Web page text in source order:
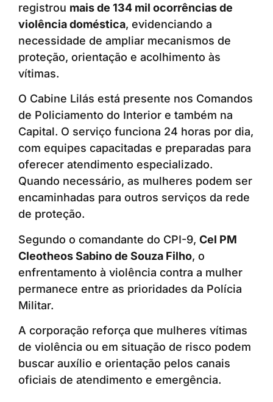
registrou mais de 134 mil ocorrências de
violência doméstica, evidenciando a
necessidade de ampliar mecanismos de
proteção, orientação e acolhimento às
vítimas.
O Cabine Lilás está presente nos Comandos
de Policiamento do Interior e também na
Capital. O serviço funciona 24 horas por dia,
com equipes capacitadas e preparadas para
oferecer atendimento especializado.
Quando necessário, as mulheres podem ser
encaminhadas para outros serviços da rede
de proteção.
Segundo o comandante do CPI-9, Cel PM
Cleotheos Sabino de Souza Filho, o
enfrentamento à violência contra a mulher
permanece entre as prioridades da Polícia
Militar.
A corporação reforça que mulheres vítimas
de violência ou em situação de risco podem
buscar auxílio e orientação pelos canais
oficiais de atendimento e emergência.